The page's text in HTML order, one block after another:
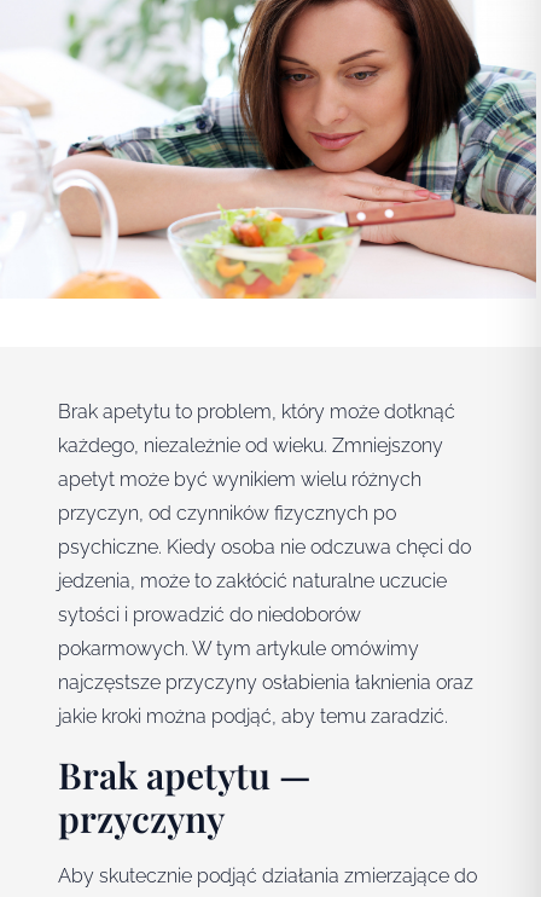
Brak apetytu to problem, który może dotknąć
każdego, niezależnie od wieku. Zmniejszony
apetyt może być wynikiem wielu różnych
przyczyn, od czynników fizycznych po
psychiczne. Kiedy osoba nie odczuwa chęci do
jedzenia, może to zakłócić naturalne uczucie
sytości i prowadzić do niedoborów
pokarmowych. W tym artykule omówimy
najczęstsze przyczyny osłabienia łaknienia oraz
jakie kroki można podjąć, aby temu zaradzić.
Brak apetytu —
przyczyny
Aby skutecznie podjąć działania zmierzające do